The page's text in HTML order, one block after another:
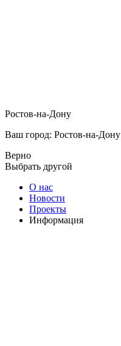
Ростов-на-Дону
Ваш город: Ростов-на-Дону
Верно
Выбрать другой
О нас
Новости
Проекты
Информация